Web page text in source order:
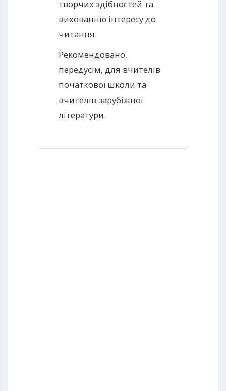
творчих здібностей та
вихованню інтересу до
читання.
Рекомендовано,
передусім, для вчителів
початкової школи та
вчителів зарубіжної
літератури.